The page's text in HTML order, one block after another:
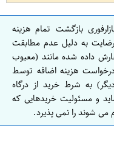
بازگشت تمام هزینه
به دلیل عدم مطابقت
داده شده مانند (معیوب
هزینه اضافه توسط
به شرط خرید از درگاه
و مسئولیت خریدهایی که
می شوند را نمی پذیرد.